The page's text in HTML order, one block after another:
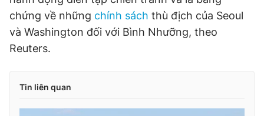
chứng về những chính sách thù địch của Seoul
và Washington đối với Bình Nhưỡng, theo
Reuters.
Tin liên quan